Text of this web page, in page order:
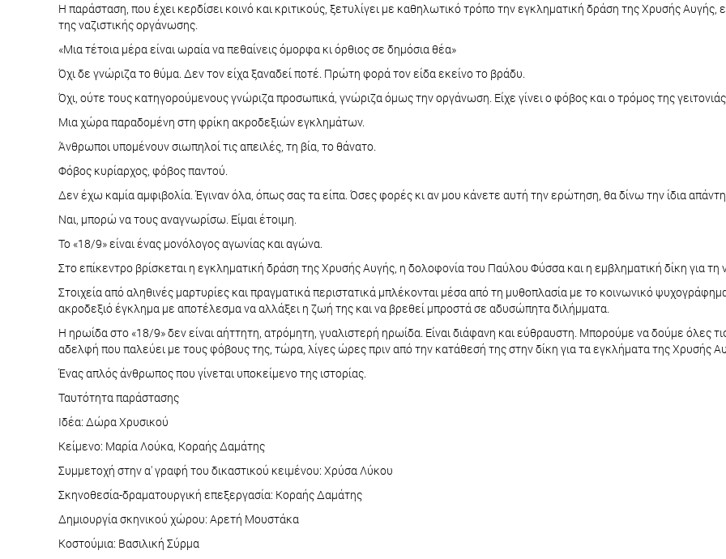
Η παράσταση, που έχει κερδίσει κοινό και κριτικούς, ξετυλίγει με καθηλωτικό τρόπο την εγκληματική δράση της Χρυσής
της ναζιστικής οργάνωσης.
«Μια τέτοια μέρα είναι ωραία να πεθαίνεις όμορφα κι όρθιος σε δημόσια θέα»
Όχι δε γνώριζα το θύμα. Δεν τον είχα ξαναδεί ποτέ. Πρώτη φορά τον είδα εκείνο το βράδυ.
Όχι, ούτε τους κατηγορούμενους γνώριζα προσωπικά, γνώριζα όμως την οργάνωση. Είχε γίνει ο φόβος και ο τρόμος της
Μια χώρα παραδομένη στη φρίκη ακροδεξιών εγκλημάτων.
Άνθρωποι υπομένουν σιωπηλοί τις απειλές, τη βία, το θάνατο.
Φόβος κυρίαρχος, φόβος παντού.
Δεν έχω καμία αμφιβολία. Έγιναν όλα, όπως σας τα είπα. Όσες φορές κι αν μου κάνετε αυτή την ερώτηση, θα δίνω την ίδια
Ναι, μπορώ να τους αναγνωρίσω. Είμαι έτοιμη.
Το «18/9» είναι ένας μονόλογος αγωνίας και αγώνα.
Στο επίκεντρο βρίσκεται η εγκληματική δράση της Χρυσής Αυγής, η δολοφονία του Παύλου Φύσσα και η εμβληματική δίκη για τη
Στοιχεία από αληθινές μαρτυρίες και πραγματικά περιστατικά μπλέκονται μέσα από τη μυθοπλασία με το κοινωνικό
ακροδεξιό έγκλημα με αποτέλεσμα να αλλάξει η ζωή της και να βρεθεί μπροστά σε αδυσώπητα διλήμματα.
Η ηρωίδα στο «18/9» δεν είναι αήττητη, ατρόμητη, γυαλιστερή ηρωίδα. Είναι διάφανη και εύθραυστη. Μπορούμε να δούμε όλες
αδελφή που παλεύει με τους φόβους της, τώρα, λίγες ώρες πριν από την κατάθεσή της στην δίκη για τα εγκλήματα της Χρυσής
Ένας απλός άνθρωπος που γίνεται υποκείμενο της ιστορίας.
Ταυτότητα παράστασης
Ιδέα: Δώρα Χρυσικού
Κείμενο: Μαρία Λούκα, Κοραής Δαμάτης
Συμμετοχή στην α' γραφή του δικαστικού κειμένου: Χρύσα Λύκου
Σκηνοθεσία-δραματουργική επεξεργασία: Κοραής Δαμάτης
Δημιουργία σκηνικού χώρου: Αρετή Μουστάκα
Κοστούμια: Βασιλική Σύρμα